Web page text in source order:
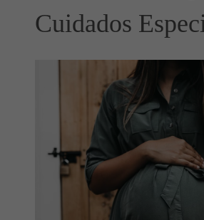
Cuidados